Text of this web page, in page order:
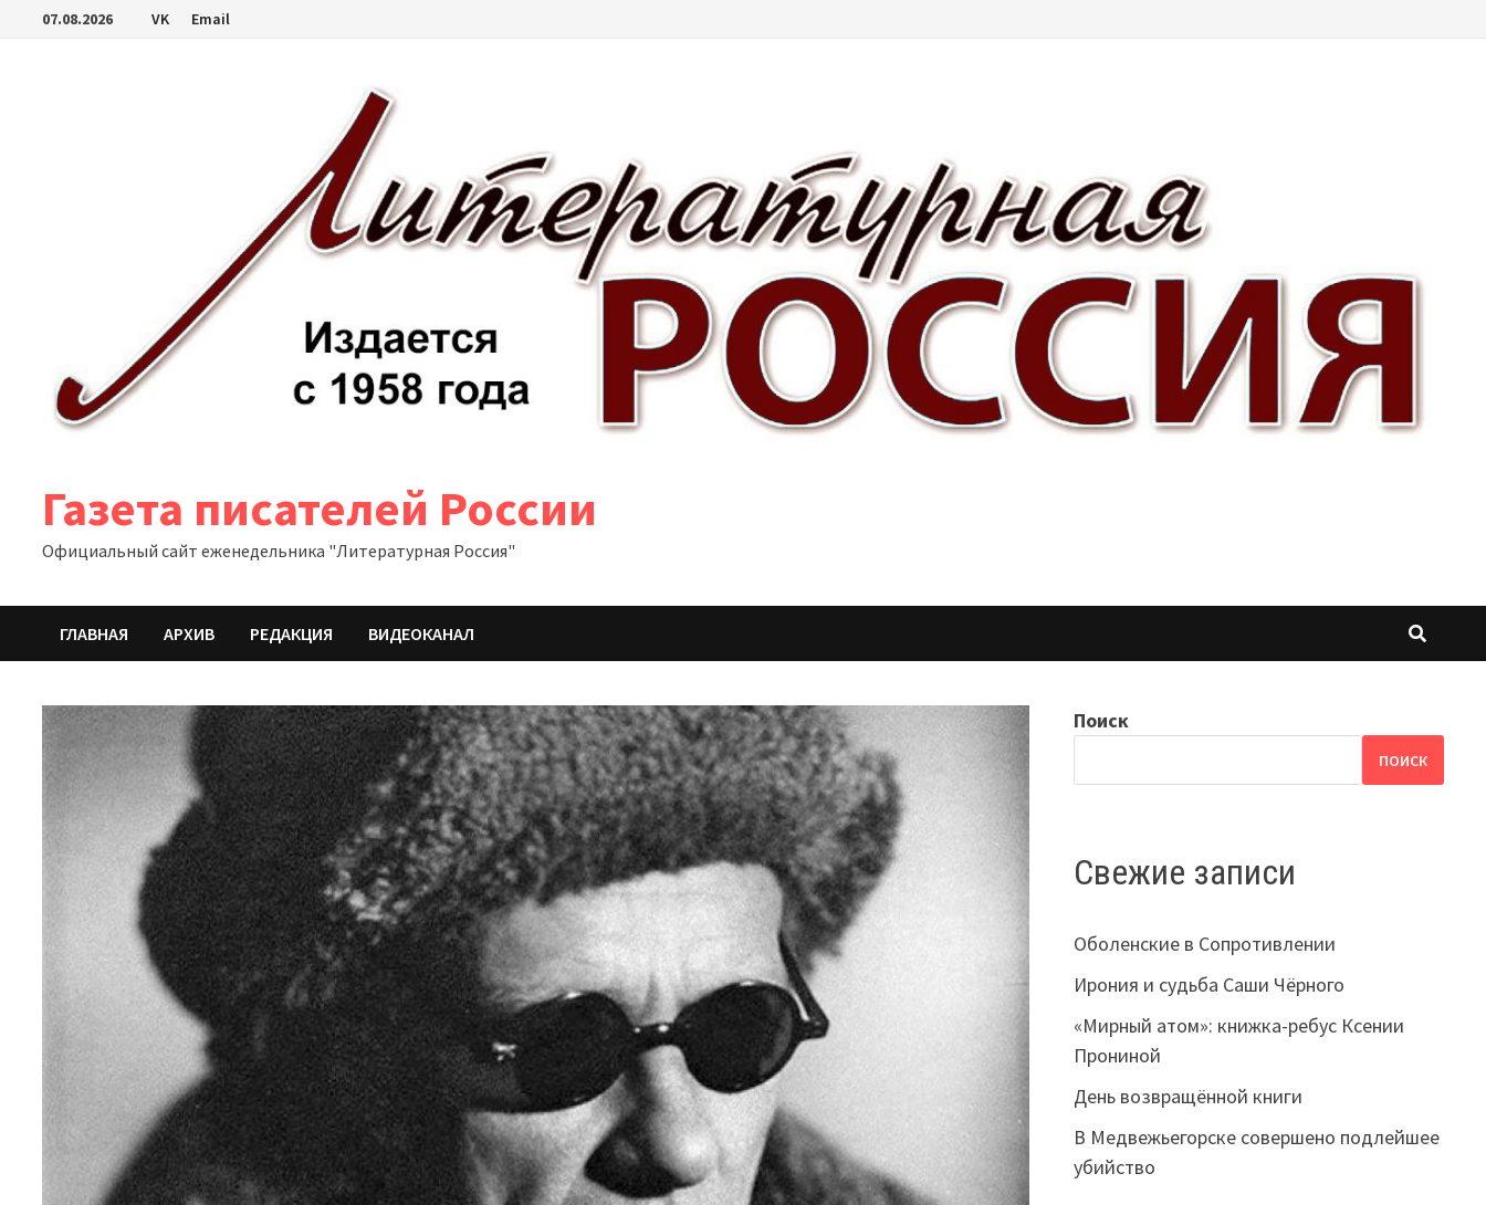
Перейти07.08.2026 VK Email
Газета писателей России
Официальный сайт еженедельника "Литературная Россия"
ГЛАВНАЯ АРХИВ РЕДАКЦИЯ ВИДЕОКАНАЛ
Поиск
ПОИСК
Свежие записи
Оболенские в Сопротивлении
Ирония и судьба Саши Чёрного
«Мирный атом»: книжка-ребус Ксении
Прониной
День возвращённой книги
В Медвежьегорске совершено подлейшее
убийство